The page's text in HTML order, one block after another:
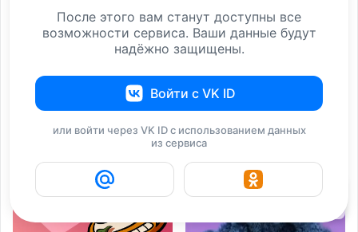
Как думаете, что делаем
мы все, хотя
Не знаю, как быть?
Смущает возраст
Возраст
После этого вам станут доступны все
возможности сервиса. Ваши данные будут
надёжно защищены.
Войти с VK ID
или войти через VK ID с использованием данных
из сервиса